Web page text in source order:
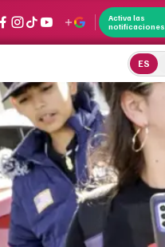
Activa las
notificaciones
ES